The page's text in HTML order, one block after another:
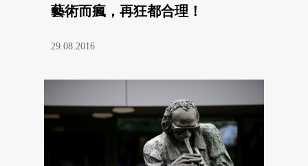
藝術而瘋，再狂都合理！
29.08.2016